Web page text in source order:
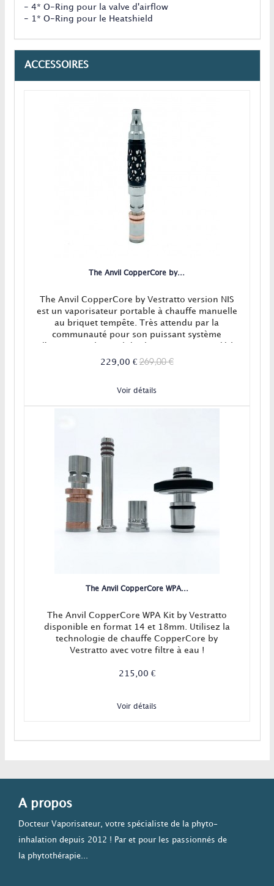
- 4* O-Ring pour la valve d'airflow
- 1* O-Ring pour le Heatshield
ACCESSOIRES
The Anvil CopperCore by...
The Anvil CopperCore by Vestratto version NIS
est un vaporisateur portable à chauffe manuelle
au briquet tempête. Très attendu par la
communauté pour son puissant système
un succès ! EN STOCK
229,00 €269,00 €
Voir détails
The Anvil CopperCore WPA...
The Anvil CopperCore WPA Kit by Vestratto
disponible en format 14 et 18mm. Utilisez la
technologie de chauffe CopperCore by
Vestratto avec votre filtre à eau !
215,00 €
Voir détails
A propos
Docteur Vaporisateur, votre spécialiste de la phyto-
inhalation depuis 2012 ! Par et pour les passionnés de
la phytothérapie...